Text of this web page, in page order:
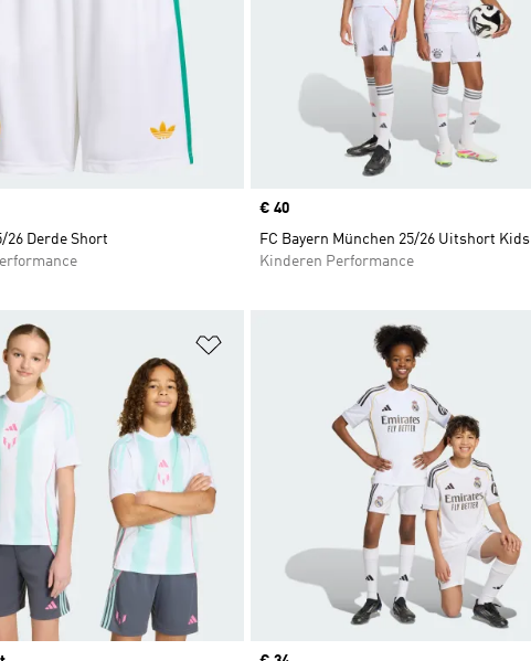
26 Derde Short
Price
€ 40
FC Bayern München 25/26 Uitshort Kids
Kinderen Performance
zetten Op verlanglijst zetten